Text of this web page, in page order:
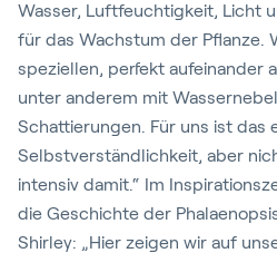
Wasser, Luftfeuchtigkeit, Licht
für das Wachstum der Pflanze.
speziellen, perfekt aufeinander
unter anderem mit
Schattierungen. Für uns ist das
Selbstverständlichkeit, aber
intensiv damit.“ Im
die Geschichte der
Shirley: „Hier zeigen wir auf